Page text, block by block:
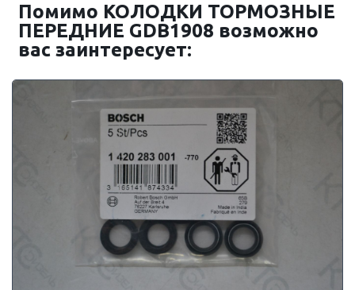
Помимо КОЛОДКИ ТОРМОЗНЫЕ
ПЕРЕДНИЕ GDB1908 возможно
вас заинтересует: